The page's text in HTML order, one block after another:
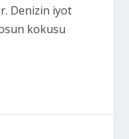
Denizin iyot
kokusu